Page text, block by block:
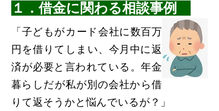
くらしのサポート
e-フレンズ
お店のチラシ
よくあるご質問
採用情報
１．借金に関わる相談事例
「子どもがカード会社に数百万
円を借りてしまい、今月中に返
済が必要と言われている。年金
暮らしだが私が別の会社から借
りて返そうかと悩んでいるが？」